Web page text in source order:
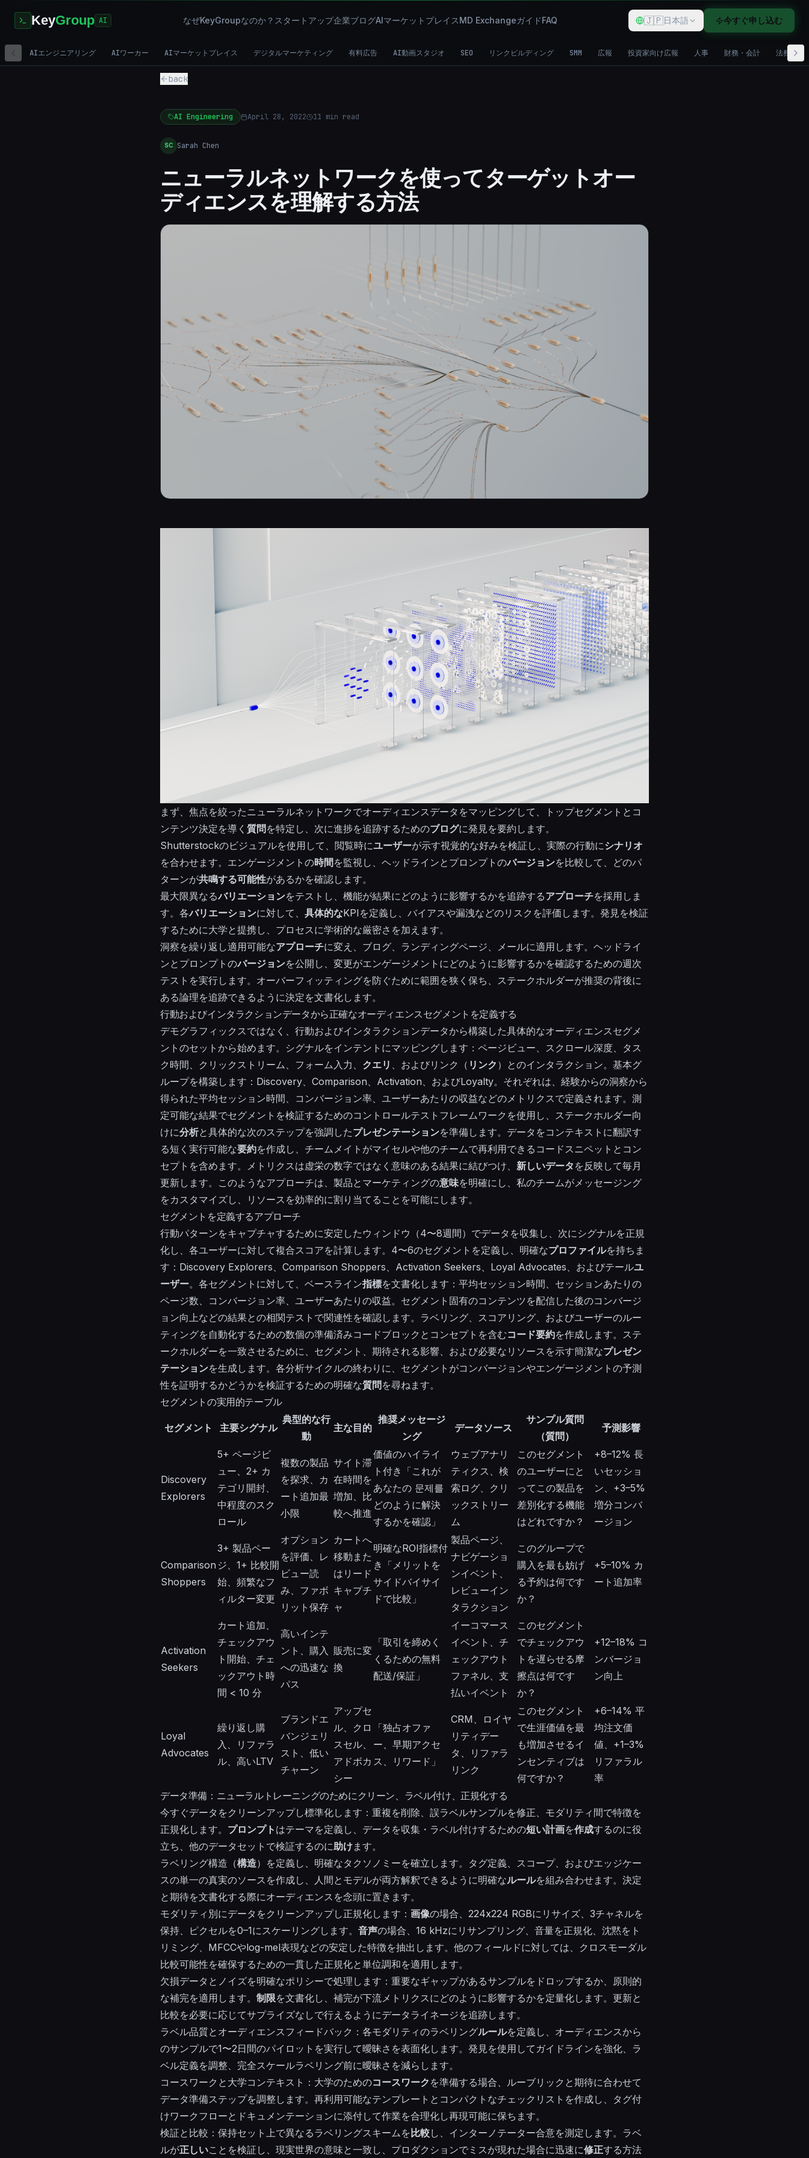
KeyGroup AI なぜKeyGroupなのか？ スタートアップ企業ブログAIマーケットプレイスMD ExchangeガイドFAQ 🇯🇵日本語 今すぐ申し込む
AIエンジニアリング AIワーカー AIマーケットプレイス デジタルマーケティング 有料広告 AI動画スタジオ SEO リンクビルディング SMM 広報 投資家向け広報 人事 財務・会計 法務・コ
back
AI Engineering April 28, 2022 11 min read
SC Sarah Chen
ニューラルネットワークを使ってターゲットオー
ディエンスを理解する方法
まず、焦点を絞ったニューラルネットワークでオーディエンスデータをマッピングして、トップセグメントとコ
ンテンツ決定を導く 質問 を特定し、次に進捗を追跡するためのブログに発見を要約します。
Shutterstockのビジュアルを使用して、閲覧時にユーザーが示す視覚的な好みを検証し、実際の行動にシナリオ
を合わせます。エンゲージメントの時間 を監視し、ヘッドラインとプロンプトのバージョンを比較して、どのパ
ターンが共鳴する可能性があるかを確認します。
最大限異なるバリエーションをテストし、機能が結果にどのように影響するかを追跡するアプローチを採用しま
す。各バリエーションに対して、 具体的なKPIを定義し、バイアスや漏洩などのリスクを評価します。発見を検証
するために大学と提携し、プロセスに学術的な厳密さを加えます。
洞察を繰り返し適用可能なアプローチに変え、ブログ、ランディングページ、メールに適用します。ヘッドライ
ンとプロンプトのバージョンを公開し、変更がエンゲージメントにどのように影響するかを確認するための週次
テストを実行します。オーバーフィッティングを防ぐために範囲を狭く保ち、ステークホルダーが推奨の背後に
ある論理を追跡できるように決定を文書化します。
行動およびインタラクションデータから正確なオーディエンスセグメントを定義する
デモグラフィックスではなく、行動およびインタラクションデータから構築した具体的なオーディエンスセグメ
ントのセットから始めます。シグナルをインテントにマッピングします：ページビュー、スクロール深度、タス
ク時間、クリックストリーム、フォーム入力、 クエリ 、およびリンク（ リンク ）とのインタラクション。基本グ
ループを構築します：Discovery、Comparison、Activation、およびLoyalty。それぞれは、経験からの洞察から
得られた平均セッション時間、コンバージョン率、ユーザーあたりの収益などのメトリクスで定義されます。測
定可能な結果でセグメントを検証するためのコントロールテストフレームワークを使用し、ステークホルダー向
けに分析と具体的な次のステップを強調したプレゼンテーションを準備します。データをコンテキストに翻訳す
る短く実行可能な要約を作成し、チームメイトがマイセルや他のチームで再利用できるコードスニペットとコン
セプトを含めます。メトリクスは虚栄の数字ではなく意味のある結果に結びつけ、 新しいデータ を反映して毎月
更新します。このようなアプローチは、製品とマーケティングの意味を明確にし、私のチームがメッセージング
をカスタマイズし、リソースを効率的に割り当てることを可能にします。
セグメントを定義するアプローチ
行動パターンをキャプチャするために安定したウィンドウ（4〜8週間）でデータを収集し、次にシグナルを正規
化し、各ユーザーに対して複合スコアを計算します。4〜6のセグメントを定義し、明確なプロファイルを持ちま
す：Discovery Explorers、Comparison Shoppers、Activation Seekers、Loyal Advocates、およびテールユ
ーザー。各セグメントに対して、ベースライン指標を文書化します：平均セッション時間、セッションあたりの
ページ数、コンバージョン率、ユーザーあたりの収益。セグメント固有のコンテンツを配信した後のコンバージ
ョン向上などの結果との相関テストで関連性を確認します。ラベリング、スコアリング、およびユーザーのルー
ティングを自動化するための数個の準備済みコードブロックとコンセプトを含むコード要約を作成します。ステ
ークホルダーを一致させるために、セグメント、期待される影響、および必要なリソースを示す簡潔なプレゼン
テーションを生成します。各分析サイクルの終わりに、セグメントがコンバージョンやエンゲージメントの予測
性を証明するかどうかを検証するための明確な質問 を尋ねます。
セグメントの実用的テーブル
セグメント 主要シグナル
典型的な行
動
主な目的
推奨メッセージ
ング
データソース
サンプル質問
（質問 ）
予測影響
Discovery
Explorers
5+ ページビ
ュー、2+ カ
テゴリ開封、
中程度のスク
ロール
複数の製品
を探求、カ
ート追加最
小限
サイト滞
在時間を
増加、比
較へ推進
価値のハイライ
ト付き「これが
あなたの 문제를
どのように解決
するかを確認」
ウェブアナリ
ティクス、検
索ログ、クリ
ックストリー
ム
このセグメント
のユーザーにと
ってこの製品を
差別化する機能
はどれですか？
+8–12% 長
いセッショ
ン、+3–5%
増分コンバ
ージョン
Comparison
Shoppers
3+ 製品ペー
ジ、1+ 比較開
始、頻繁なフ
ィルター変更
オプション
を評価、レ
ビュー読
み、ファボ
リット保存
カートへ
移動また
はリード
キャプチ
ャ
明確なROI指標付
き「メリットを
サイドバイサイ
ドで比較」
製品ページ、
ナビゲーショ
ンイベント、
レビューイン
タラクション
このグループで
購入を最も妨げ
る予約は何です
か？
+5–10% カ
ート追加率
Activation
Seekers
カート追加、
チェックアウ
ト開始、チェ
ックアウト時
間 < 10 分
高いインテ
ント、購入
への迅速な
パス
販売に変
換
「取引を締めく
くるための無料
配送/保証」
イーコマース
イベント、チ
ェックアウト
ファネル、支
払いイベント
このセグメント
でチェックアウ
トを遅らせる摩
擦点は何です
か？
+12–18% コ
ンバージョ
ン向上
Loyal
Advocates
繰り返し購
入、リファラ
ル、高いLTV
ブランドエ
バンジェリ
スト、低い
チャーン
アップセ
ル、クロ
スセル、
アドボカ
シー
「独占オファ
ー、早期アクセ
ス、リワード」
CRM、ロイヤ
リティデー
タ、リファラ
リンク
このセグメント
で生涯価値を最
も増加させるイ
ンセンティブは
何ですか？
+6–14% 平
均注文価
値、+1–3%
リファラル
率
データ準備：ニューラルトレーニングのためにクリーン、ラベル付け、正規化する
今すぐデータをクリーンアップし標準化します：重複を削除、誤ラベルサンプルを修正、モダリティ間で特徴を
正規化します。 プロンプト はテーマを定義し、データを収集・ラベル付けするための短い計画を作成するのに役
立ち、他のデータセットで検証するのに助けます。
ラベリング構造（構造）を定義し、明確なタクソノミーを確立します。タグ定義、スコープ、およびエッジケー
スの単一の真実のソースを作成し、人間とモデルが両方解釈できるように明確なルールを組み合わせます。決定
と期待を文書化する際にオーディエンスを念頭に置きます。
モダリティ別にデータをクリーンアップし正規化します： 画像の場合、224x224 RGBにリサイズ、3チャネルを
保持、ピクセルを0–1にスケーリングします。 音声の場合、16 kHzにリサンプリング、音量を正規化、沈黙をト
リミング、MFCCやlog-mel表現などの安定した特徴を抽出します。他のフィールドに対しては、クロスモーダル
比較可能性を確保するための一貫した正規化と単位調和を適用します。
欠損データとノイズを明確なポリシーで処理します：重要なギャップがあるサンプルをドロップするか、原則的
な補完を適用します。 制限を文書化し、補完が下流メトリクスにどのように影響するかを定量化します。更新と
比較を必要に応じてサプライズなしで行えるようにデータライネージを追跡します。
ラベル品質とオーディエンスフィードバック：各モダリティのラベリングルールを定義し、オーディエンスから
のサンプルで1〜2日間のパイロットを実行して曖昧さを表面化します。発見を使用してガイドラインを強化、ラ
ベル定義を調整、完全スケールラベリング前に曖昧さを減らします。
コースワークと大学コンテキスト：大学のためのコースワーク を準備する場合、ルーブリックと期待に合わせて
データ準備ステップを調整します。再利用可能なテンプレートとコンパクトなチェックリストを作成し、タグ付
けワークフローとドキュメンテーションに添付して作業を合理化し再現可能に保ちます。
検証と比較：保持セット上で異なるラベリングスキームを 比較し、インターノテーター合意を測定します。ラベ
ルが正しいことを検証し、現実世界の意味と一致し、プロダクションでミスが現れた場合に迅速に修正する方法